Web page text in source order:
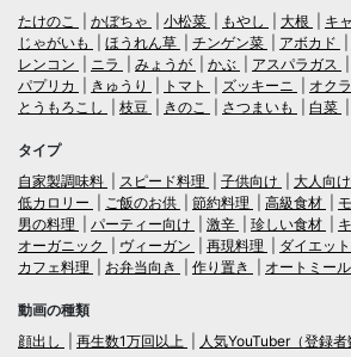
たけのこ
かぼちゃ 小松菜 もやし 大根 キ
じゃがいも
ほうれん草 チンゲン菜 アボカド
レンコン
ニラ みょうが かぶ アスパラガス
パプリカ
きゅうり トマト ズッキーニ オクラ
とうもろこし
枝豆 きのこ さつまいも 白菜
タイプ
自家製調味料
スピード料理 子供向け 大人向け
低カロリー
ご飯のお供 節約料理 高級食材
男の料理
パーティー向け 激辛 珍しい食材
オーガニック
ヴィーガン 再現料理 ダイエット
カフェ料理
お弁当向き 作り置き オートミール
動画の種類
顔出し
再生数1万回以上 人気YouTuber（登録者